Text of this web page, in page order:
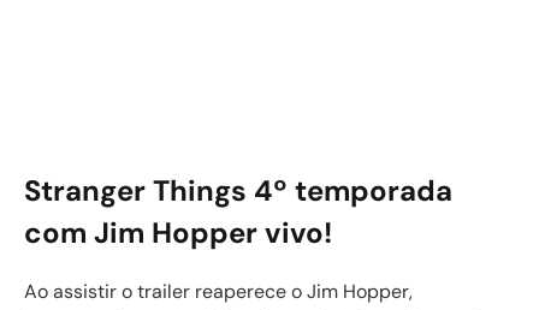
Stranger Things 4º temporada
com Jim Hopper vivo!
Ao assistir o trailer reaperece o Jim Hopper,